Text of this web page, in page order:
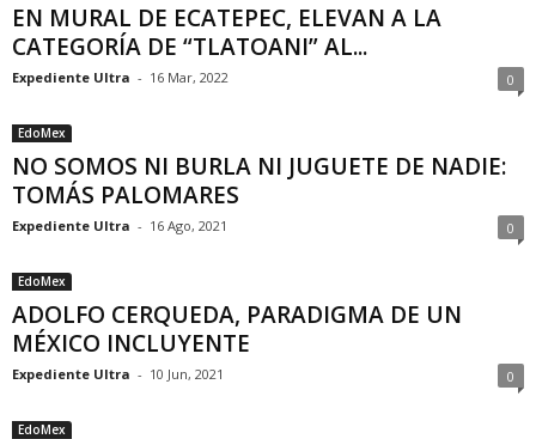
EN MURAL DE ECATEPEC, ELEVAN A LA
CATEGORÍA DE “TLATOANI” AL...
Expediente Ultra - 16 Mar, 2022 0
EdoMex
NO SOMOS NI BURLA NI JUGUETE DE NADIE:
TOMÁS PALOMARES
Expediente Ultra - 16 Ago, 2021 0
EdoMex
ADOLFO CERQUEDA, PARADIGMA DE UN
MÉXICO INCLUYENTE
Expediente Ultra - 10 Jun, 2021 0
EdoMex